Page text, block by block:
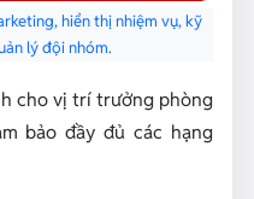
hiển thị nhiệm vụ, kỹ
lý đội nhóm.
cho vị trí trưởng phòng
bảo đầy đủ các hạng